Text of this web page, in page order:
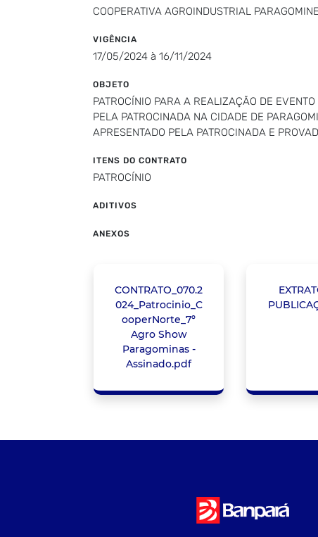
COOPERATIVA AGROINDUSTRIAL
VIGÊNCIA
17/05/2024 à 16/11/2024
OBJETO
PATROCÍNIO PARA A REALIZAÇÃO DE
PELA PATROCINADA NA CIDADE DE
APRESENTADO PELA PATROCINADA E
ITENS DO CONTRATO
PATROCÍNIO
ADITIVOS
ANEXOS
CONTRATO_070.2
024_Patrocinio_C
ooperNorte_7º
Agro Show
Paragominas -
Assinado.pdf